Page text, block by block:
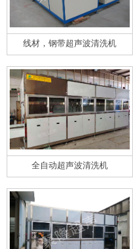
线材，钢带超声波清洗机
全自动超声波清洗机